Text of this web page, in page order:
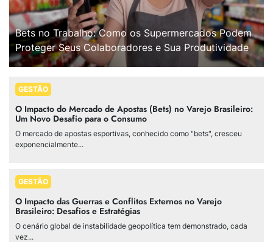
Bets no Trabalho: Como os Supermercados Podem
Proteger Seus Colaboradores e Sua Produtividade
GESTÃO
O Impacto do Mercado de Apostas (Bets) no Varejo Brasileiro:
Um Novo Desafio para o Consumo
O mercado de apostas esportivas, conhecido como "bets", cresceu
exponencialmente...
GESTÃO
O Impacto das Guerras e Conflitos Externos no Varejo
Brasileiro: Desafios e Estratégias
O cenário global de instabilidade geopolítica tem demonstrado, cada
vez...